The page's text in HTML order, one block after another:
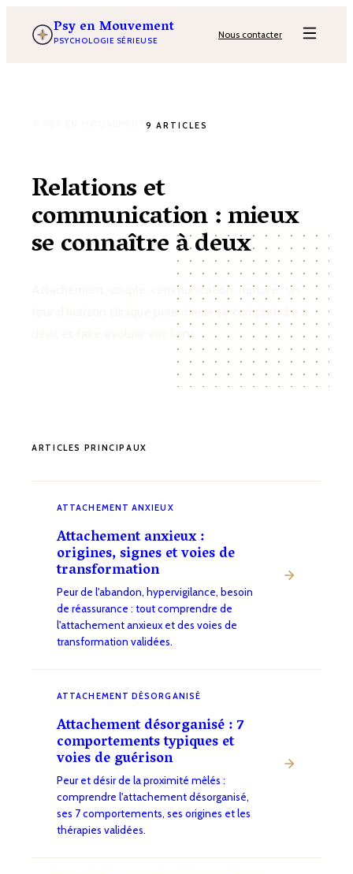
Psy en Mouvement
PSYCHOLOGIE SÉRIEUSE
Nous contacter
PSY EN MOUVEMENT9 ARTICLES
Relations et
communication : mieux
se connaître à deux
Attachement, couple, communication, rupture : un
tour d'horizon clinique pour mieux se comprendre à
deux et faire évoluer vos liens.
ARTICLES PRINCIPAUX
ATTACHEMENT ANXIEUX
Attachement anxieux :
origines, signes et voies de
transformation
Peur de l'abandon, hypervigilance, besoin
de réassurance : tout comprendre de
l'attachement anxieux et des voies de
transformation validées.
ATTACHEMENT DÉSORGANISÉ
Attachement désorganisé : 7
comportements typiques et
voies de guérison
Peur et désir de la proximité mêlés :
comprendre l'attachement désorganisé,
ses 7 comportements, ses origines et les
thérapies validées.